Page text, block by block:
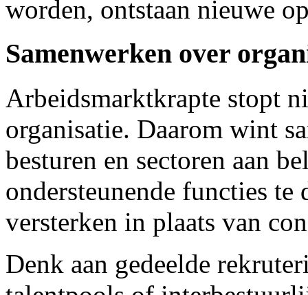
worden, ontstaan nieuwe
Samenwerken over
Arbeidsmarktkrapte stopt
organisatie. Daarom wint
besturen en sectoren aan
ondersteunende functies te
versterken in plaats van
Denk aan gedeelde